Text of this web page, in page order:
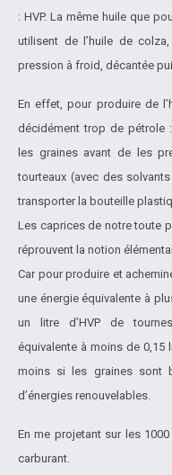
: HVP. La même huile que
utilisent de l’huile de
pression à froid, décantée
En effet, pour produire de
décidément trop de pétrole
les graines avant de les
tourteaux (avec des
transporter la bouteille
Les caprices de notre toute
réprouvent la notion
Car pour produire et
une énergie équivalente à
un litre d’HVP de
équivalente à moins de 0,15
moins si les graines sont
d’énergies renouvelables.
En me projetant sur les
carburant.